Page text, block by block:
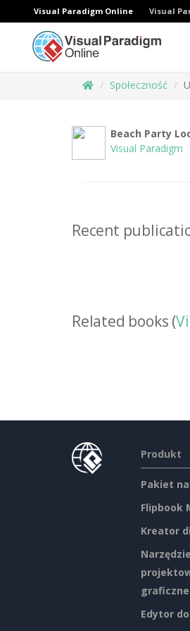
Visual Paradigm Online Visual
Społeczność
Beach Party
Visual Paradigm
Recent
Related books (
Produkt
Pakiet
Flipbook
Kreator
Edytor